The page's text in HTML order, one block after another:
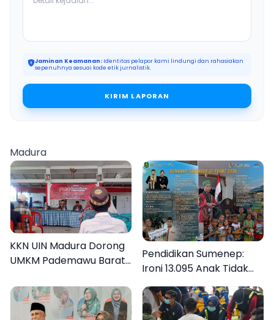
Jaminan Keamanan: Identitas pelapor kami lindungi dan rahasiakan
sepenuhnya sesuai kode etik jurnalistik.
KIRIM LAPORAN
Madura
KKN UIN Madura Dorong
UMKM Pademawu Barat
Pendidikan Sumenep:
Ironi 13.095 Anak Tidak
Sekolah Menyaksikan
Semarak Festival
Kalender Event 2026